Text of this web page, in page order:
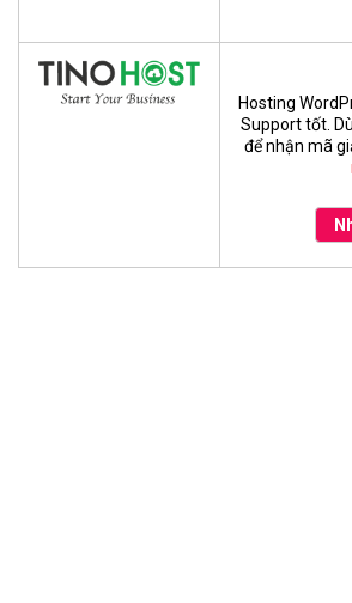
Hosting
Support tốt.
để nhận mã